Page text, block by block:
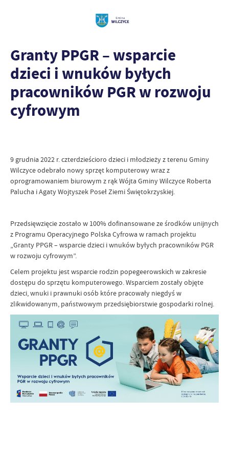
Granty PPGR – wsparcie
dzieci i wnuków byłych
pracowników PGR w rozwoju
cyfrowym
9 grudnia 2022 r. czterdzieścioro dzieci i młodzieży z terenu Gminy
Wilczyce odebrało nowy sprzęt komputerowy wraz z
oprogramowaniem biurowym z rąk Wójta Gminy Wilczyce Roberta
Palucha i Agaty Wojtyszek Poseł Ziemi Świętokrzyskiej.
Przedsięwzięcie zostało w 100% dofinansowane ze środków unijnych
z Programu Operacyjnego Polska Cyfrowa w ramach projektu
„Granty PPGR – wsparcie dzieci i wnuków byłych pracowników PGR
w rozwoju cyfrowym”.
Celem projektu jest wsparcie rodzin popegeerowskich w zakresie
dostępu do sprzętu komputerowego. Wsparciem zostały objęte
dzieci, wnuki i prawnuki osób które pracowały niegdyś w
zlikwidowanym, państwowym przedsiębiorstwie gospodarki rolnej.